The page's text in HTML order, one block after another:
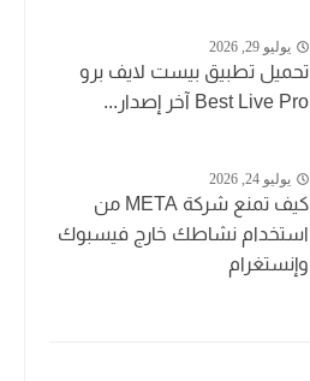
يوليو 29, 2026
تحميل تطبيق بيست لايف برو
Best Live Pro آخر إصدار...
يوليو 24, 2026
كيف تمنع شركة META من
استخدام نشاطك خارج فيسبوك
وإنستغرام